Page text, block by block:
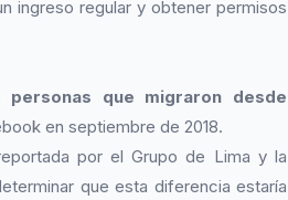
ingreso regular y obtener permisos
que migraron desde
en septiembre de 2018.
por el Grupo de Lima y la
que esta diferencia estaría